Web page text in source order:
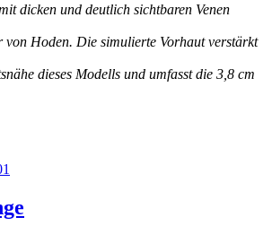
dicken und deutlich sichtbaren Venen
von Hoden. Die simulierte Vorhaut verstärkt
dieses Modells und umfasst die 3,8 cm